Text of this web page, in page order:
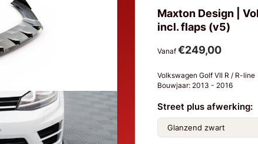
Maxton Design |
incl. flaps (v5)
Vanaf €249,00
Volkswagen Golf VII R / R-line
Bouwjaar: 2013 - 2016
Street plus afwerking: